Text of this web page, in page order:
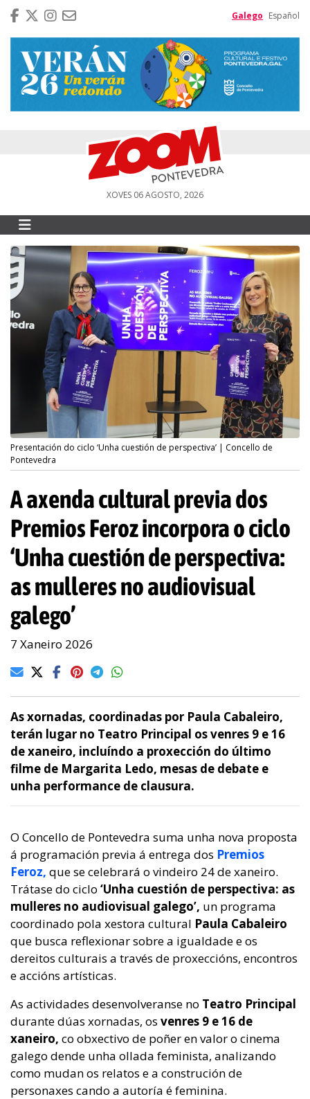
Galego Español
XOVES 06 AGOSTO, 2026
Presentación do ciclo ‘Unha cuestión de perspectiva’ | Concello de
Pontevedra
A axenda cultural previa dos
Premios Feroz incorpora o ciclo
‘Unha cuestión de perspectiva:
as mulleres no audiovisual
galego’
7 Xaneiro 2026
As xornadas, coordinadas por Paula Cabaleiro,
terán lugar no Teatro Principal os venres 9 e 16
de xaneiro, incluíndo a proxección do último
filme de Margarita Ledo, mesas de debate e
unha performance de clausura.
O Concello de Pontevedra suma unha nova proposta
á programación previa á entrega dos Premios
Feroz, que se celebrará o vindeiro 24 de xaneiro.
Trátase do ciclo ‘Unha cuestión de perspectiva: as
mulleres no audiovisual galego’, un programa
coordinado pola xestora cultural Paula Cabaleiro
que busca reflexionar sobre a igualdade e os
dereitos culturais a través de proxeccións, encontros
e accións artísticas.
As actividades desenvolveranse no Teatro Principal
durante dúas xornadas, os venres 9 e 16 de
xaneiro, co obxectivo de poñer en valor o cinema
galego dende unha ollada feminista, analizando
como mudan os relatos e a construción de
personaxes cando a autoría é feminina.